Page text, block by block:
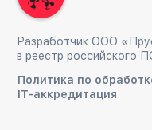
Разработчик ООО
в реестр российского
Политика по
IT-аккредитация